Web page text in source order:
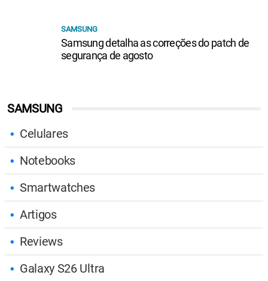
SAMSUNG
Celulares
Notebooks
Smartwatches
Artigos
Reviews
Galaxy S26 Ultra
SAMSUNG
Samsung detalha as correções do patch de
segurança de agosto